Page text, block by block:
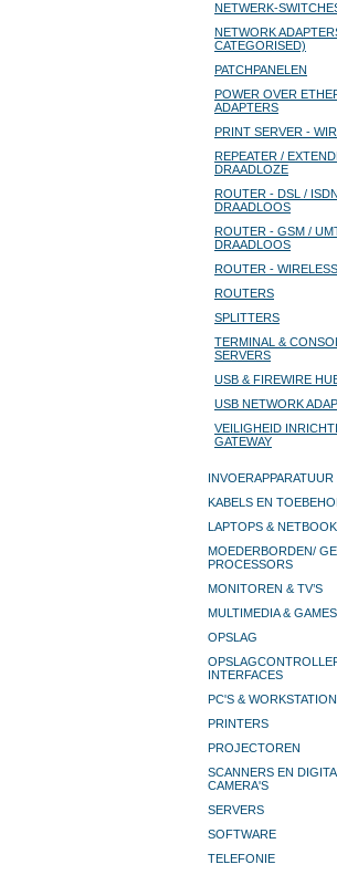
NETWERK-
NETWORK
CATEGORISED)
PATCHPANELEN
POWER OVER
ADAPTERS
PRINT SERVER -
REPEATER /
DRAADLOZE
ROUTER - DSL /
DRAADLOOS
ROUTER - GSM /
DRAADLOOS
ROUTER - WIRELESS
ROUTERS
SPLITTERS
TERMINAL &
SERVERS
USB & FIREWIRE
USB NETWORK
VEILIGHEID
GATEWAY
INVOERAPPARATUUR
KABELS EN
LAPTOPS &
MOEDERBORDEN/
PROCESSORS
MONITOREN & TV’S
MULTIMEDIA & GAMES
OPSLAG
INTERFACES
PC'S &
PRINTERS
PROJECTOREN
SCANNERS EN
CAMERA'S
SERVERS
SOFTWARE
TELEFONIE